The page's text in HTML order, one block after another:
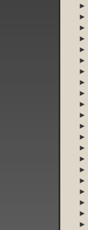
►
►
►
►
►
►
►
►
►
►
►
►
►
►
►
►
►
►
►
►
►